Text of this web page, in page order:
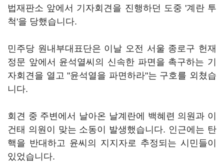
법재판소 앞에서 기자회견을 진행하던 도중 '계란 투
척'을 당했습니다.
민주당 원내부대표단은 이날 오전 서울 종로구 헌재
정문 앞에서 윤석열씨의 신속한 파면을 촉구하는 기
자회견을 열고 "윤석열을 파면하라"는 구호를 외쳤습
니다.
회견 중 주변에서 날아온 날계란에 백혜련 의원과 이
건태 의원이 맞는 소동이 발생했습니다. 인근에는 탄
핵을 반대하고 윤씨의 지지자로 추정되는 시민들이
있었습니다.